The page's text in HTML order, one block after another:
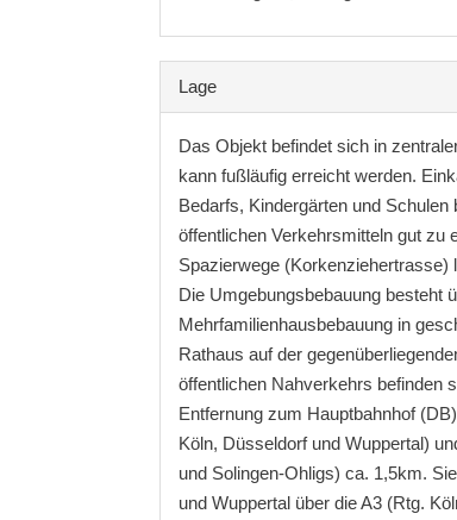
Lage
Das Objekt befindet sich in
kann fußläufig erreicht werden.
Bedarfs, Kindergärten und
öffentlichen Verkehrsmitteln gut zu
Spazierwege (Korkenziehertrasse)
Die Umgebungsbebauung besteht
Mehrfamilienhausbebauung in
Rathaus auf der
öffentlichen Nahverkehrs befinden
Entfernung zum Hauptbahnhof
Köln, Düsseldorf und Wuppertal)
und Solingen-Ohligs) ca. 1,5km.
und Wuppertal über die A3 (Rtg.